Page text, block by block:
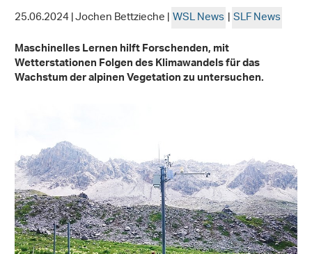
25.06.2024 | Jochen Bettzieche |WSL News|SLF News
Maschinelles Lernen hilft Forschenden, mit
Wetterstationen Folgen des Klimawandels für das
Wachstum der alpinen Vegetation zu untersuchen.